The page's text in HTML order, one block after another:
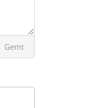
Gemt